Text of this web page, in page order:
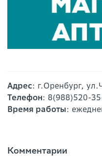
Адрес: г.Оренбург,
Телефон: 8(988)520-
Время работы:
Комментарии